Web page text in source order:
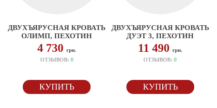
ДВУХЪЯРУСНАЯ КРОВАТЬ
ОЛИМП, ПЕХОТИН
4 730грн.
ОТЗЫВОВ: 0
КУПИТЬ
ДВУХЪЯРУСНАЯ КРОВАТЬ
ДУЭТ 3, ПЕХОТИН
11 490грн.
ОТЗЫВОВ:0
КУПИТЬ